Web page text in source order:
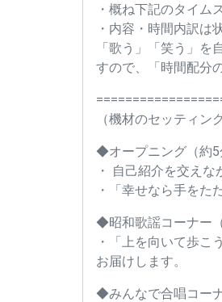
・概ね下記のタイム
・内容・時間内訳は
「歌う」「笑う」
すので、「時間配分
（機材のセッティン
◆オープニング（約5
・ 自己紹介を交え
・「幸せなら手をた
◆昭和歌謡コーナー（
・「上を向いて歩こ
お届けします。
◆みんなで合唱コー